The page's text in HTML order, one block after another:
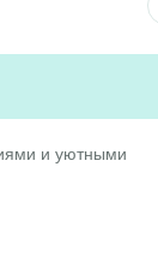
и уютными